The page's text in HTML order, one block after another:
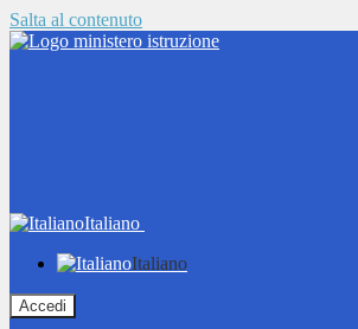
Salta al contenuto
Italiano
Italiano
Accedi